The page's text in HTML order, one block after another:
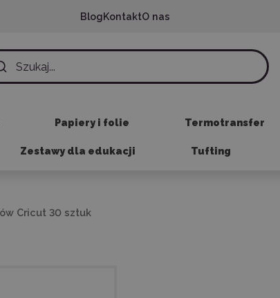
BlogKontaktO nas
Papiery i folie Termotransfer
Zestawy dla edukacji Tufting
Cricut 30 sztuk